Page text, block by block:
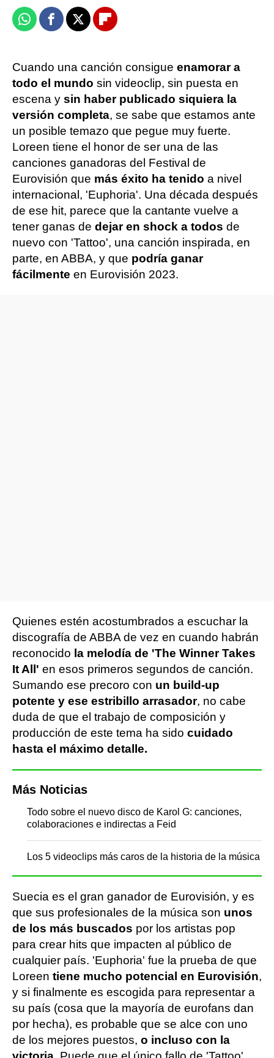
WhatsappFacebook
X Flipboard
Cuando una canción consigue enamorar a
todo el mundo sin videoclip, sin puesta en
escena y sin haber publicado siquiera la
versión completa, se sabe que estamos ante
un posible temazo que pegue muy fuerte.
Loreen tiene el honor de ser una de las
canciones ganadoras del Festival de
Eurovisión que más éxito ha tenido a nivel
internacional, 'Euphoria'. Una década después
de ese hit, parece que la cantante vuelve a
tener ganas de dejar en shock a todos de
nuevo con 'Tattoo', una canción inspirada, en
parte, en ABBA, y que podría ganar
fácilmente en Eurovisión 2023.
Quienes estén acostumbrados a escuchar la
discografía de ABBA de vez en cuando habrán
reconocido la melodía de 'The Winner Takes
It All' en esos primeros segundos de canción.
Sumando ese precoro con un build-up
potente y ese estribillo arrasador, no cabe
duda de que el trabajo de composición y
producción de este tema ha sido cuidado
hasta el máximo detalle.
Más Noticias
Todo sobre el nuevo disco de Karol G: canciones,
colaboraciones e indirectas a Feid
Los 5 videoclips más caros de la historia de la música
Suecia es el gran ganador de Eurovisión, y es
que sus profesionales de la música son unos
de los más buscados por los artistas pop
para crear hits que impacten al público de
cualquier país. 'Euphoria' fue la prueba de que
Loreen tiene mucho potencial en Eurovisión,
y si finalmente es escogida para representar a
su país (cosa que la mayoría de eurofans dan
por hecha), es probable que se alce con uno
de los mejores puestos, o incluso con la